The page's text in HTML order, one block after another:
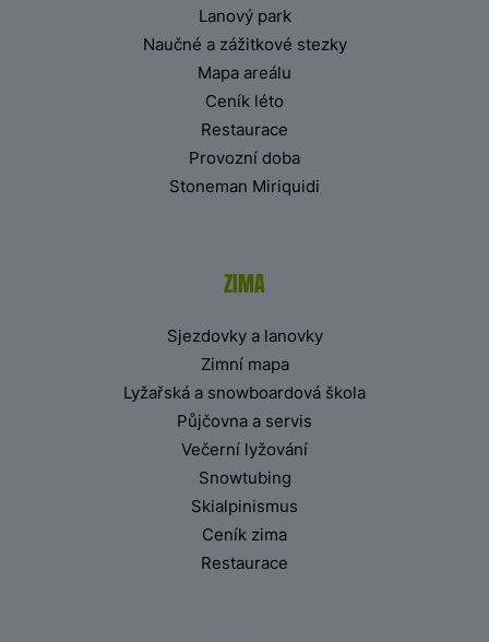
Lanový park
Naučné a zážitkové stezky
Mapa areálu
Ceník léto
Restaurace
Provozní doba
Stoneman Miriquidi
ZIMA
Sjezdovky a lanovky
Zimní mapa
Lyžařská a snowboardová škola
Půjčovna a servis
Večerní lyžování
Snowtubing
Skialpinismus
Ceník zima
Restaurace